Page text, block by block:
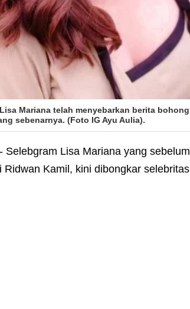
Mariana telah menyebarkan berita
sebenarnya. (Foto IG Ayu Aulia).
- Selebgram Lisa Mariana yang
Kamil, kini dibongkar